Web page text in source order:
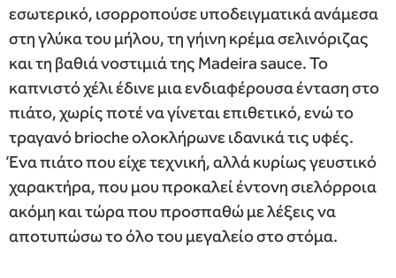
εσωτερικό, ισορροπούσε υποδειγματικά ανάμεσα
στη γλύκα του μήλου, τη γήινη κρέμα σελινόριζας
και τη βαθιά νοστιμιά της Madeira sauce. Το
καπνιστό χέλι έδινε μια ενδιαφέρουσα ένταση στο
πιάτο, χωρίς ποτέ να γίνεται επιθετικό, ενώ το
τραγανό brioche ολοκλήρωνε ιδανικά τις υφές.
Ένα πιάτο που είχε τεχνική, αλλά κυρίως γευστικό
χαρακτήρα, που μου προκαλεί έντονη σιελόρροια
ακόμη και τώρα που προσπαθώ με λέξεις να
αποτυπώσω το όλο του μεγαλείο στο στόμα.